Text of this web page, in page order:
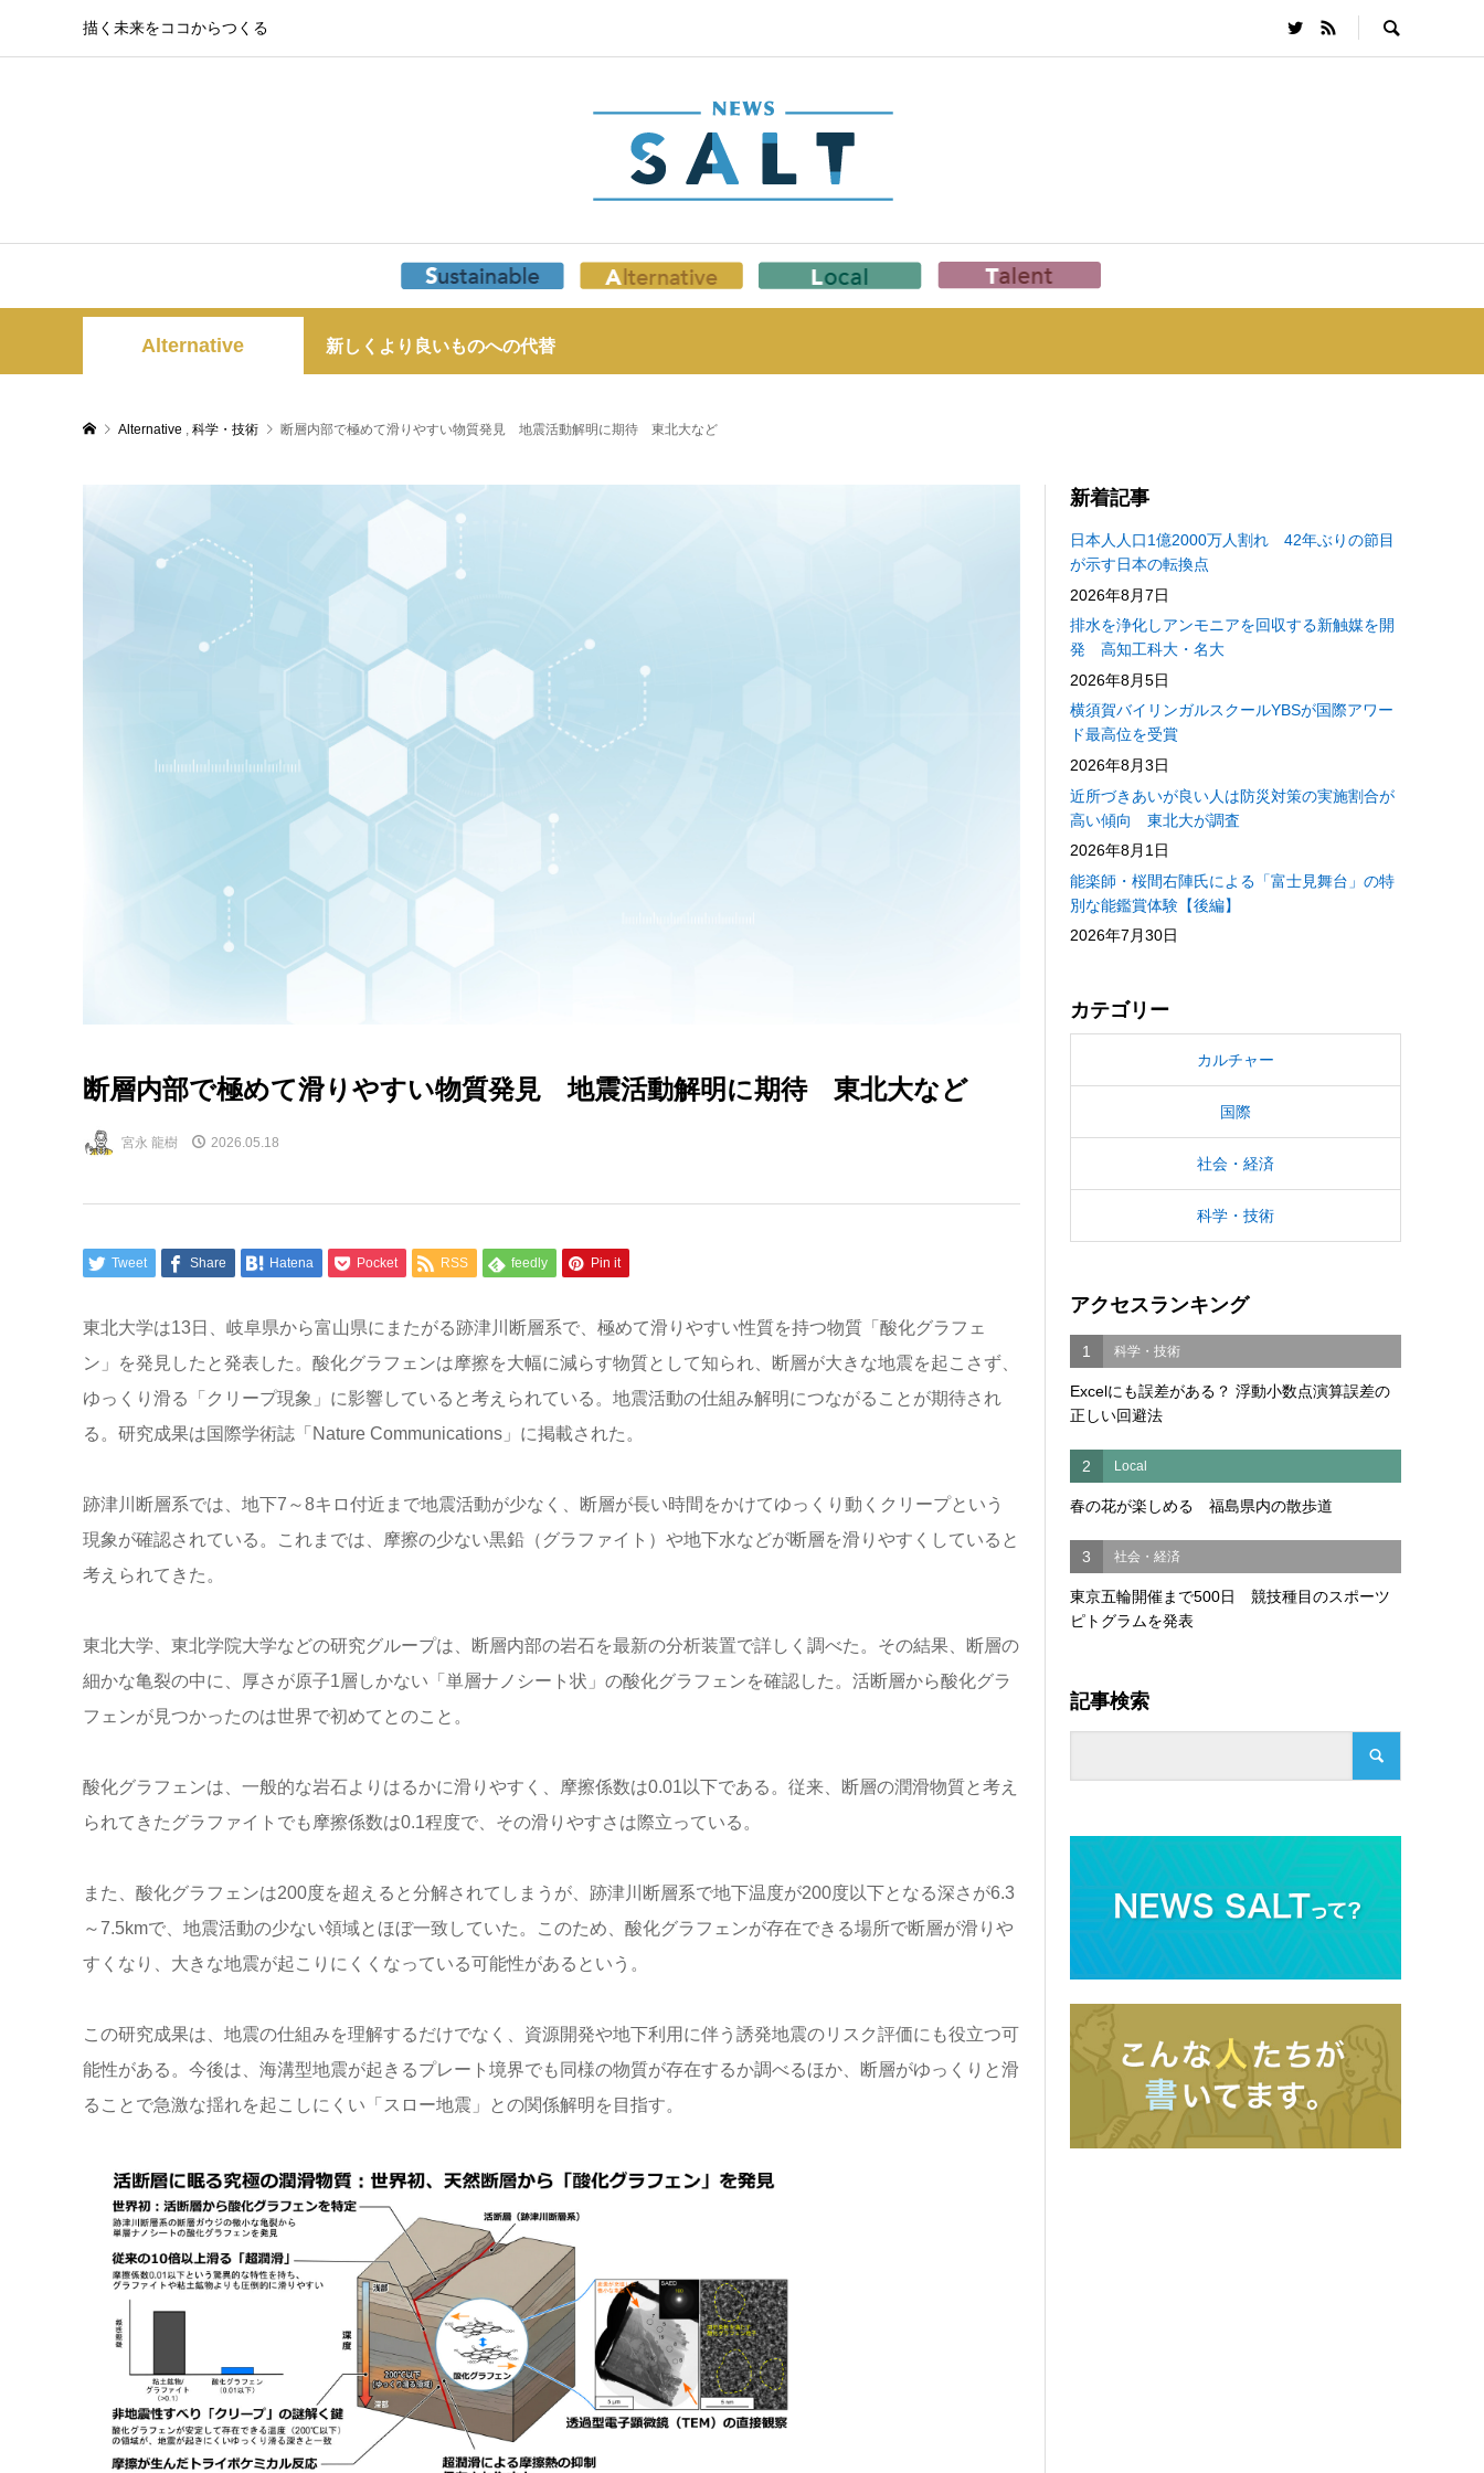
描く未来をココからつくる
Alternative 新しくより良いものへの代替
Alternative , 科学・技術 断層内部で極めて滑りやすい物質発見 地震活動解明に期待 東北大など
断層内部で極めて滑りやすい物質発見 地震活動解明に期待 東北大など
宮永 龍樹 2026.05.18
Tweet Share Hatena Pocket RSS feedly Pin it
東北大学は13日、岐阜県から富山県にまたがる跡津川断層系で、極めて滑りやすい性質を持つ物質「酸化グラフェ
ン」を発見したと発表した。酸化グラフェンは摩擦を大幅に減らす物質として知られ、断層が大きな地震を起こさず、
ゆっくり滑る「クリープ現象」に影響していると考えられている。地震活動の仕組み解明につながることが期待され
る。研究成果は国際学術誌「Nature Communications」に掲載された。
跡津川断層系では、地下7～8キロ付近まで地震活動が少なく、断層が長い時間をかけてゆっくり動くクリープという
現象が確認されている。これまでは、摩擦の少ない黒鉛（グラファイト）や地下水などが断層を滑りやすくしていると
考えられてきた。
東北大学、東北学院大学などの研究グループは、断層内部の岩石を最新の分析装置で詳しく調べた。その結果、断層の
細かな亀裂の中に、厚さが原子1層しかない「単層ナノシート状」の酸化グラフェンを確認した。活断層から酸化グラ
フェンが見つかったのは世界で初めてとのこと。
酸化グラフェンは、一般的な岩石よりはるかに滑りやすく、摩擦係数は0.01以下である。従来、断層の潤滑物質と考え
られてきたグラファイトでも摩擦係数は0.1程度で、その滑りやすさは際立っている。
また、酸化グラフェンは200度を超えると分解されてしまうが、跡津川断層系で地下温度が200度以下となる深さが6.3
～7.5kmで、地震活動の少ない領域とほぼ一致していた。このため、酸化グラフェンが存在できる場所で断層が滑りや
すくなり、大きな地震が起こりにくくなっている可能性があるという。
この研究成果は、地震の仕組みを理解するだけでなく、資源開発や地下利用に伴う誘発地震のリスク評価にも役立つ可
能性がある。今後は、海溝型地震が起きるプレート境界でも同様の物質が存在するか調べるほか、断層がゆっくりと滑
ることで急激な揺れを起こしにくい「スロー地震」との関係解明を目指す。
新着記事
日本人人口1億2000万人割れ 42年ぶりの節目
が示す日本の転換点
2026年8月7日
排水を浄化しアンモニアを回収する新触媒を開
発 高知工科大・名大
2026年8月5日
横須賀バイリンガルスクールYBSが国際アワー
ド最高位を受賞
2026年8月3日
近所づきあいが良い人は防災対策の実施割合が
高い傾向 東北大が調査
2026年8月1日
能楽師・桜間右陣氏による「富士見舞台」の特
別な能鑑賞体験【後編】
2026年7月30日
カテゴリー
カルチャー
国際
社会・経済
科学・技術
アクセスランキング
1 科学・技術
Excelにも誤差がある？ 浮動小数点演算誤差の
正しい回避法
2 Local
春の花が楽しめる 福島県内の散歩道
3 社会・経済
東京五輪開催まで500日 競技種目のスポーツ
ピトグラムを発表
記事検索